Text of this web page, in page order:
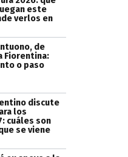
este
verlos en
de
Fiorentina:
o paso
discute
los
cuáles son
se viene